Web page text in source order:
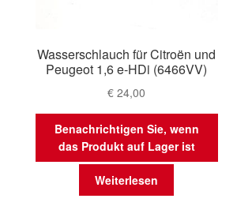
Wasserschlauch für Citroën und
Peugeot 1,6 e-HDi (6466VV)
€ 24,00
Benachrichtigen Sie, wenn
das Produkt auf Lager ist
Weiterlesen